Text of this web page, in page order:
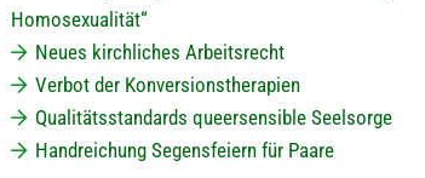
Homosexualität“
Neues kirchliches Arbeitsrecht
Verbot der Konversionstherapien
Qualitätsstandards queersensible Seelsorge
Handreichung Segensfeiern für Paare